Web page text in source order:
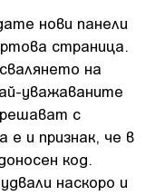
нови панели
страница.
на
уважаваните
с
е и признак, че в
код.
наскоро и